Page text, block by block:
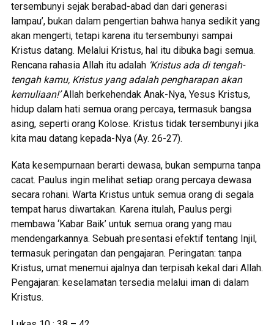
tersembunyi sejak berabad-abad dan dari generasi
lampau’, bukan dalam pengertian bahwa hanya sedikit yang
akan mengerti, tetapi karena itu tersembunyi sampai
Kristus datang. Melalui Kristus, hal itu dibuka bagi semua.
Rencana rahasia Allah itu adalah ‘Kristus ada di tengah-
tengah kamu, Kristus yang adalah pengharapan akan
kemuliaan!’Allah berkehendak Anak-Nya, Yesus Kristus,
hidup dalam hati semua orang percaya, termasuk bangsa
asing, seperti orang Kolose. Kristus tidak tersembunyi jika
kita mau datang kepada-Nya (Ay. 26-27).
Kata kesempurnaan berarti dewasa, bukan sempurna tanpa
cacat. Paulus ingin melihat setiap orang percaya dewasa
secara rohani. Warta Kristus untuk semua orang di segala
tempat harus diwartakan. Karena itulah, Paulus pergi
membawa ‘Kabar Baik’ untuk semua orang yang mau
mendengarkannya. Sebuah presentasi efektif tentang Injil,
termasuk peringatan dan pengajaran. Peringatan: tanpa
Kristus, umat menemui ajalnya dan terpisah kekal dari Allah.
Pengajaran: keselamatan tersedia melalui iman di dalam
Kristus.